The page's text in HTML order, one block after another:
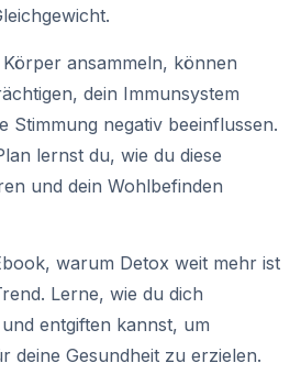
ansammeln, können
dein Immunsystem
Stimmung negativ beeinflussen.
lernst du, wie du diese
und dein Wohlbefinden
warum Detox weit mehr ist
Lerne, wie du dich
entgiften kannst, um
deine Gesundheit zu erzielen.